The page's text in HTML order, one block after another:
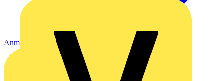
Anmelden Registrierung